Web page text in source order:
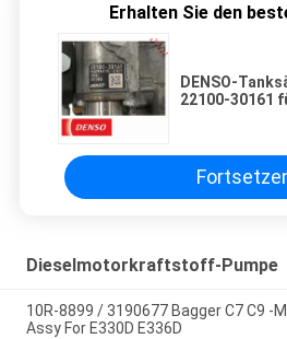
Erhalten Sie den
DENSO-
22100-30161
Dieselmotorkraftstoff-Pumpe
10R-8899 / 3190677 Bagger C7 C9
Assy For E330D E336D